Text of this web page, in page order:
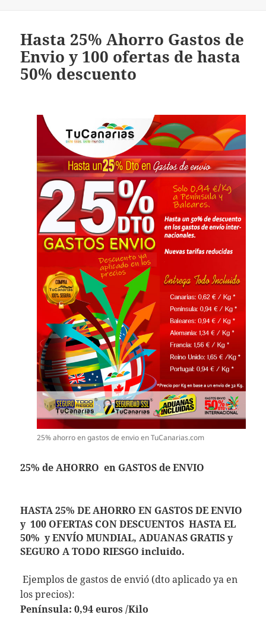
Hasta 25% Ahorro Gastos de
Envio y 100 ofertas de hasta
50% descuento
25% ahorro en gastos de envio en TuCanarias.com
25% de AHORRO en GASTOS de ENVIO
HASTA 25% DE AHORRO EN GASTOS DE ENVIO
y 100 OFERTAS CON DESCUENTOS HASTA EL
50% y ENVÍO MUNDIAL, ADUANAS GRATIS y
SEGURO A TODO RIESGO incluido.
Ejemplos de gastos de envió (dto aplicado ya en
los precios):
Península: 0,94 euros /Kilo